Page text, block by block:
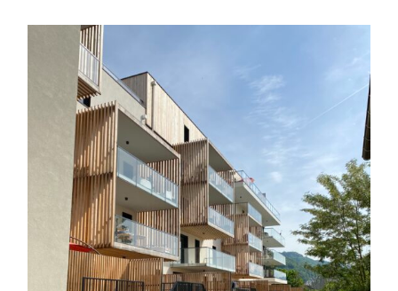
garages,logements collectifs